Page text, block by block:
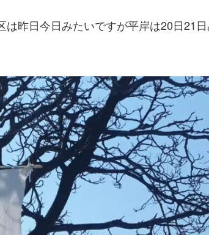
昨日今日みたいですが平岸は20日21